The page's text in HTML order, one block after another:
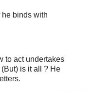
he binds with
to act undertakes
is it all ? He
.